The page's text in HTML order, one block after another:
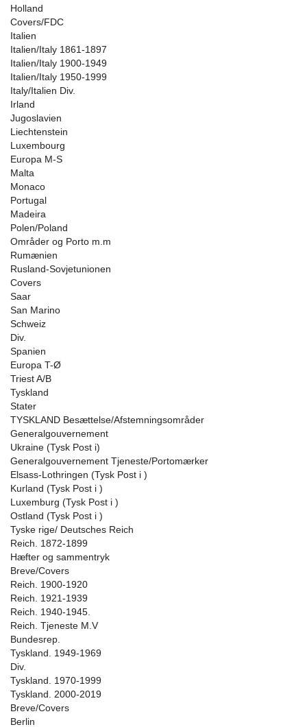
Holland
Covers/FDC
Italien
Italien/Italy 1861-1897
Italien/Italy 1900-1949
Italien/Italy 1950-1999
Italy/Italien Div.
Irland
Jugoslavien
Liechtenstein
Luxembourg
Europa M-S
Malta
Monaco
Portugal
Madeira
Polen/Poland
Områder og Porto m.m
Rumænien
Rusland-Sovjetunionen
Covers
Saar
San Marino
Schweiz
Div.
Spanien
Europa T-Ø
Triest A/B
Tyskland
Stater
TYSKLAND Besættelse/Afstemningsområder
Generalgouvernement
Ukraine (Tysk Post i)
Generalgouvernement Tjeneste/Portomærker
Elsass-Lothringen (Tysk Post i )
Kurland (Tysk Post i )
Luxemburg (Tysk Post i )
Ostland (Tysk Post i )
Tyske rige/ Deutsches Reich
Reich. 1872-1899
Hæfter og sammentryk
Breve/Covers
Reich. 1900-1920
Reich. 1921-1939
Reich. 1940-1945.
Reich. Tjeneste M.V
Bundesrep.
Tyskland. 1949-1969
Div.
Tyskland. 1970-1999
Tyskland. 2000-2019
Breve/Covers
Berlin